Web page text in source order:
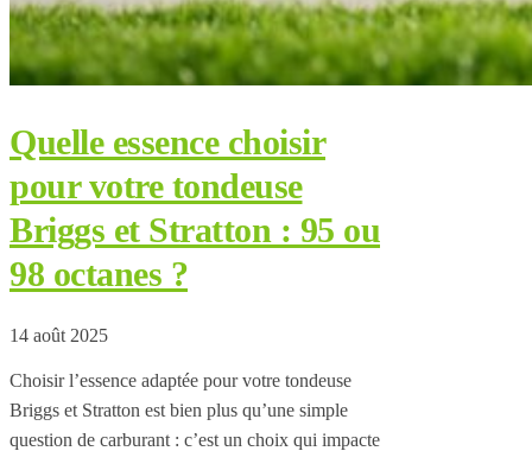
Quelle essence choisir
pour votre tondeuse
Briggs et Stratton : 95 ou
98 octanes ?
14 août 2025
Choisir l’essence adaptée pour votre tondeuse
Briggs et Stratton est bien plus qu’une simple
question de carburant : c’est un choix qui impacte